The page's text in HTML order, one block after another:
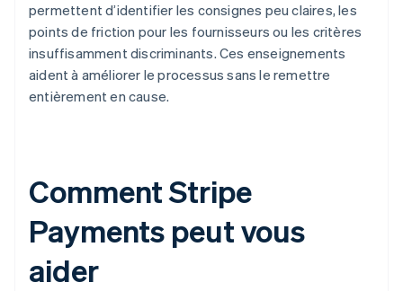
permettent d’identifier les consignes peu claires, les
points de friction pour les fournisseurs ou les critères
insuffisamment discriminants. Ces enseignements
aident à améliorer le processus sans le remettre
entièrement en cause.
Comment Stripe
Payments peut vous
aider